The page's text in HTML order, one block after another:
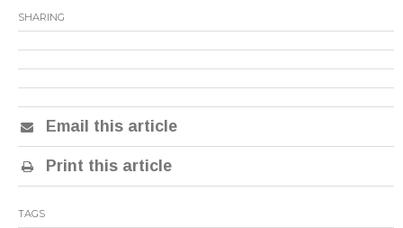
SHARING
Email this article
Print this article
TAGS